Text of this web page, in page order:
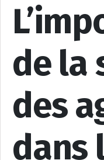
de la
des
dans